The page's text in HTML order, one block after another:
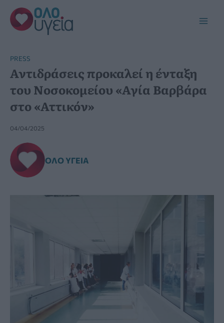
Μετάβαση
στο
περιεχόμενο
PRESS
Αντιδράσεις προκαλεί η ένταξη
του Νοσοκομείου «Αγία Βαρβάρα
στο «Αττικόν»
04/04/2025
ΌΛΟ ΥΓΕΊΑ